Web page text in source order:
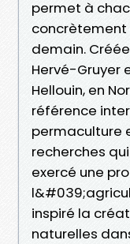
permet à
concrètement
demain.
Hervé-Gruyer
Hellouin, en
référence
permaculture
recherches
exercé une
inspiré la
naturelles